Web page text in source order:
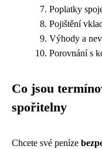
Poplatky
Pojištění
Výhody a
Porovnání s
Co jsou
spořitelny
Chcete své peníze